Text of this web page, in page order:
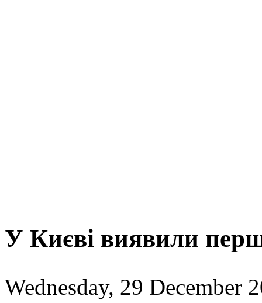
У Києві виявили
Wednesday, 29 December